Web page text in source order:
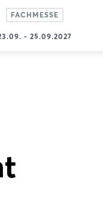
FACHMESSE
- 25.09.2027